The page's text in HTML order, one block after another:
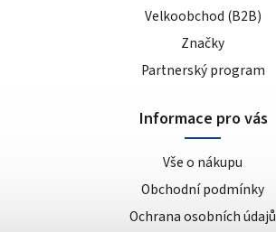
Velkoobchod (B2B)
Značky
Partnerský program
Informace pro vás
Vše o nákupu
Obchodní podmínky
Ochrana osobních údajů